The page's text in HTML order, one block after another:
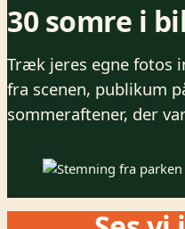
30 somre i
Træk jeres egne fotos
fra scenen, publikum
sommeraftener, der